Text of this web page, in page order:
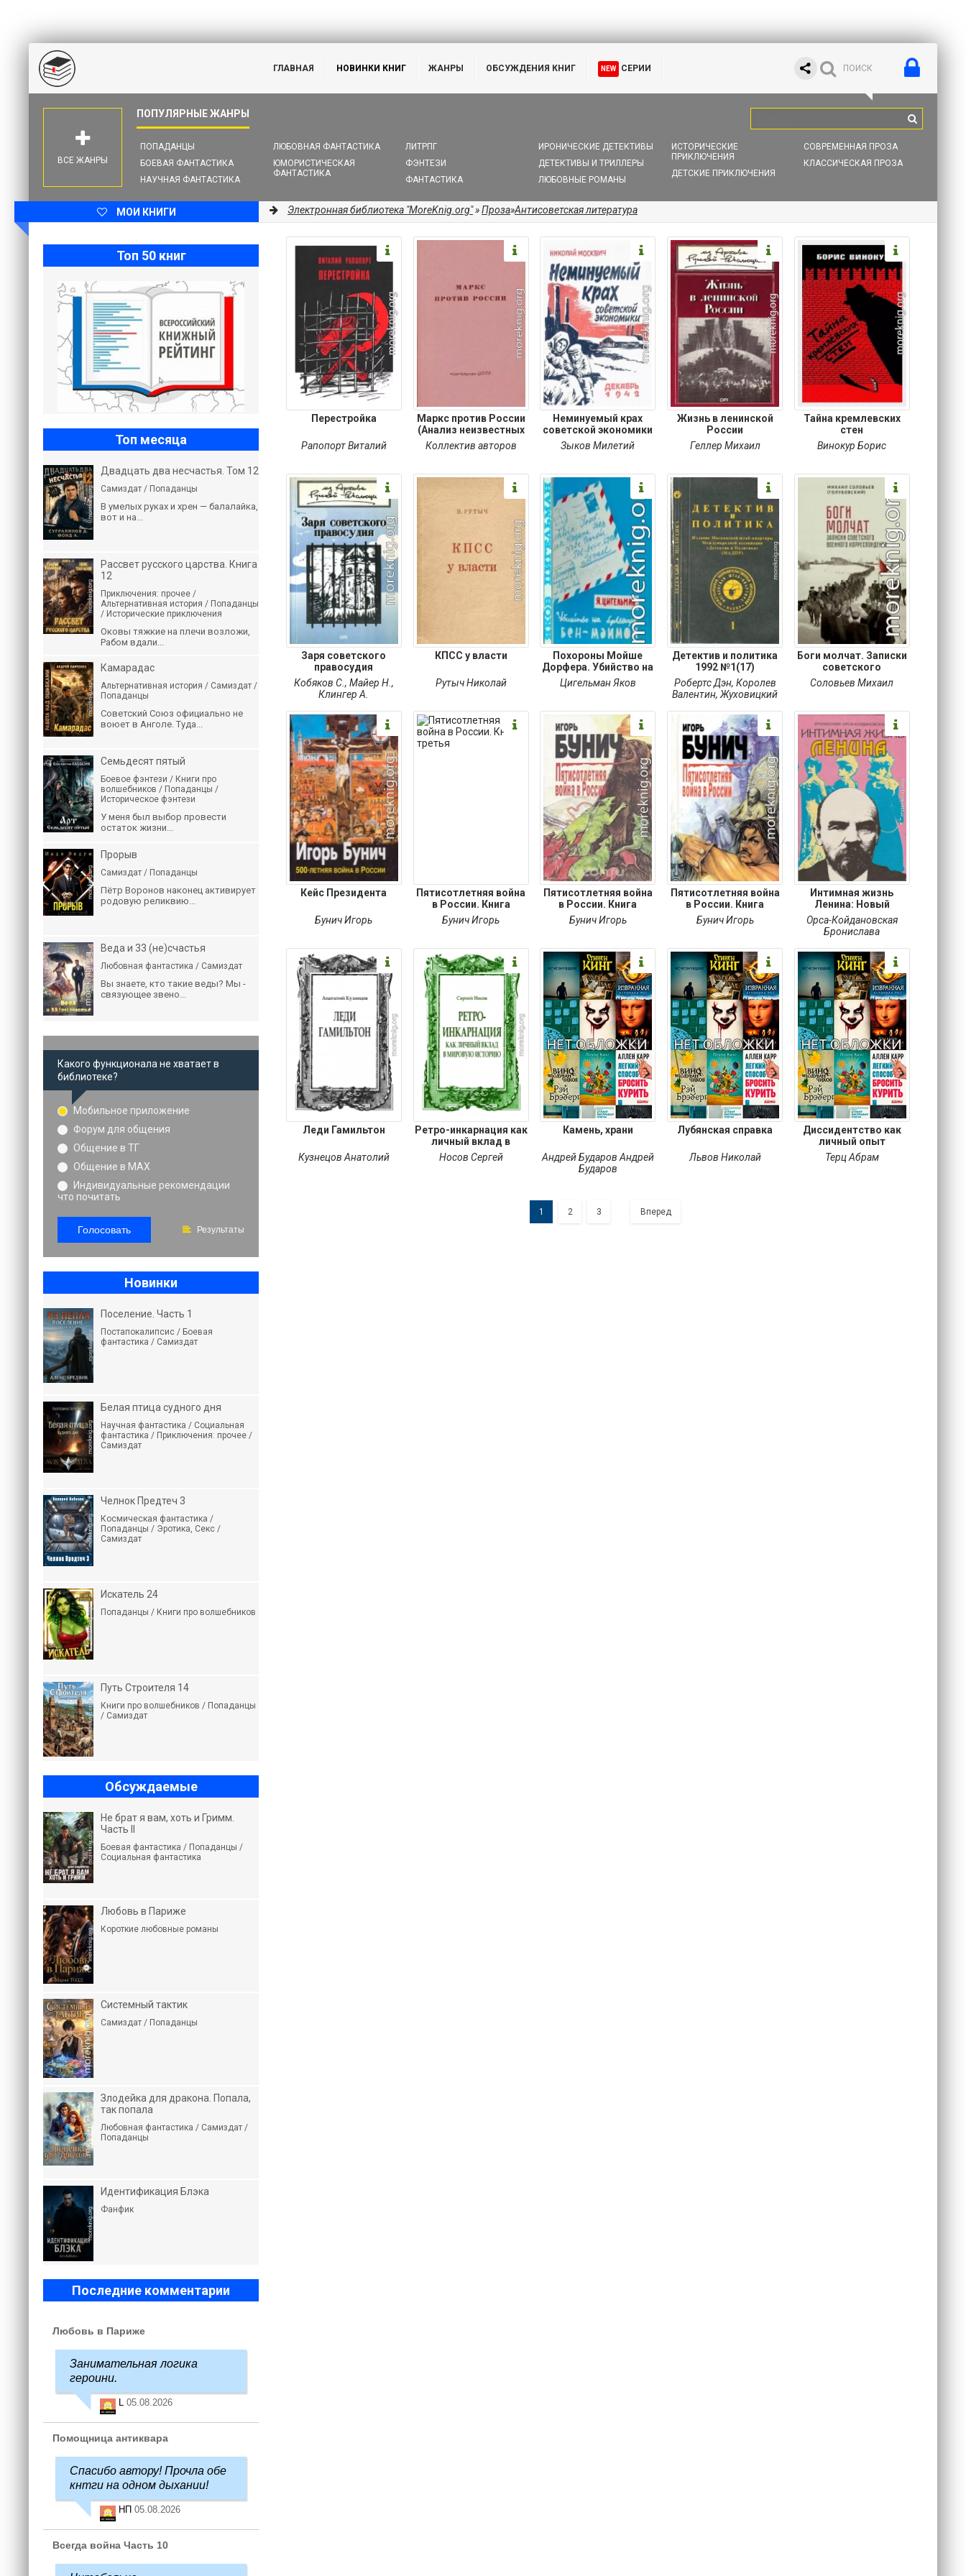
ГЛАВНАЯ НОВИНКИ КНИГ ЖАНРЫ ОБСУЖДЕНИЯ КНИГ NEW СЕРИИ
ПОПАДАНЦЫ
БОЕВАЯ ФАНТАСТИКА
НАУЧНАЯ ФАНТАСТИКА
ЛЮБОВНАЯ ФАНТАСТИКА
ЮМОРИСТИЧЕСКАЯ
ФАНТАСТИКА
ЛИТРПГ
ФЭНТЕЗИ
ФАНТАСТИКА
ИРОНИЧЕСКИЕ ДЕТЕКТИВЫ
ДЕТЕКТИВЫ И ТРИЛЛЕРЫ
ЛЮБОВНЫЕ РОМАНЫ
ИСТОРИЧЕСКИЕ
ПРИКЛЮЧЕНИЯ
ДЕТСКИЕ ПРИКЛЮЧЕНИЯ
СОВРЕМЕННАЯ ПРОЗА
КЛАССИЧЕСКАЯ ПРОЗА
ВСЕ ЖАНРЫ
МОИ КНИГИ Электронная библиотека "MoreKnig.org"»Проза»Антисоветская литература
Перестройка
Рапопорт Виталий
Маркс против России
(Анализ неизвестных
Коллектив авторов
Неминуемый крах
советской экономики
Зыков Милетий
Жизнь в ленинской
России
Геллер Михаил
Тайна кремлевских
стен
Винокур Борис
Заря советского
правосудия
Кобяков С. , Майер Н. ,
Клингер А.
КПСС у власти
Рутыч Николай
Похороны Мойше
Дорфера. Убийство на
Цигельман Яков
Детектив и политика
1992 №1(17)
Робертс Дэн, Королев
Валентин,Жуховицкий
Слонби Алекс,Иванова
Татьяна
Боги молчат. Записки
советского
Соловьев Михаил
Кейс Президента
Бунич Игорь
Пятисотлетняя война
в России. Книга
Бунич Игорь
Пятисотлетняя война
в России. Книга
Бунич Игорь
Пятисотлетняя война
в России. Книга
Бунич Игорь
Интимная жизнь
Ленина: Новый
портрет на
Орса-Койдановская
Бронислава
Леди Гамильтон
Кузнецов Анатолий
Ретро-инкарнация как
личный вклад в
Носов Сергей
Камень, храни
Андрей Бударов Андрей
Бударов
Лубянская справка
Львов Николай
Диссидентство как
личный опыт
Терц Абрам
1 2 3 Вперед
Топ 50 книг
Топ месяца
Двадцать два несчастья. Том 12
Самиздат / Попаданцы
В умелых руках и хрен — балалайка,
вот и на...
Рассвет русского царства. Книга
12
Приключения: прочее /
Альтернативная история / Попаданцы
/ Исторические приключения
Оковы тяжкие на плечи возложи,
Рабом вдали...
Камарадас
Альтернативная история / Самиздат /
Попаданцы
Советский Союз официально не
воюет в Анголе. Туда...
Семьдесят пятый
Боевое фэнтези / Книги про
волшебников / Попаданцы /
Историческое фэнтези
У меня был выбор провести
остаток жизни...
Прорыв
Самиздат / Попаданцы
Пётр Воронов наконец активирует
родовую реликвию...
Веда и 33 (не)счастья
Любовная фантастика / Самиздат
Вы знаете, кто такие веды? Мы -
связующее звено...
Какого функционала не хватает в
библиотеке?
Мобильное приложение
Форум для общения
Общение в ТГ
Общение в MAX
Индивидуальные рекомендации
что почитать
Голосовать Результаты
Новинки
Поселение. Часть 1
Постапокалипсис / Боевая
фантастика / Самиздат
Белая птица судного дня
Научная фантастика / Социальная
фантастика / Приключения: прочее /
Самиздат
Челнок Предтеч 3
Космическая фантастика /
Попаданцы / Эротика, Секс /
Самиздат
Искатель 24
Попаданцы / Книги про волшебников
Путь Строителя 14
Книги про волшебников / Попаданцы
/ Самиздат
Обсуждаемые
Не брат я вам, хоть и Гримм.
Часть II
Боевая фантастика / Попаданцы /
Социальная фантастика
Любовь в Париже
Короткие любовные романы
Системный тактик
Самиздат / Попаданцы
Злодейка для дракона. Попала,
так попала
Любовная фантастика / Самиздат /
Попаданцы
Идентификация Блэка
Фанфик
Последние комментарии
Любовь в Париже
Занимательная логика
героини.
L 05.08.2026
Помощница антиквара
Спасибо автору! Прочла обе
кнтги на одном дыхании!
НП 05.08.2026
Всегда война Часть 10